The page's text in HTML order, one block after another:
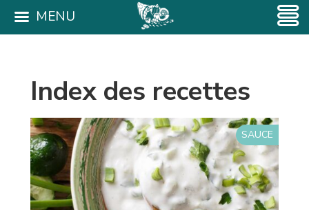
Index des recettes
SAUCE
MENU